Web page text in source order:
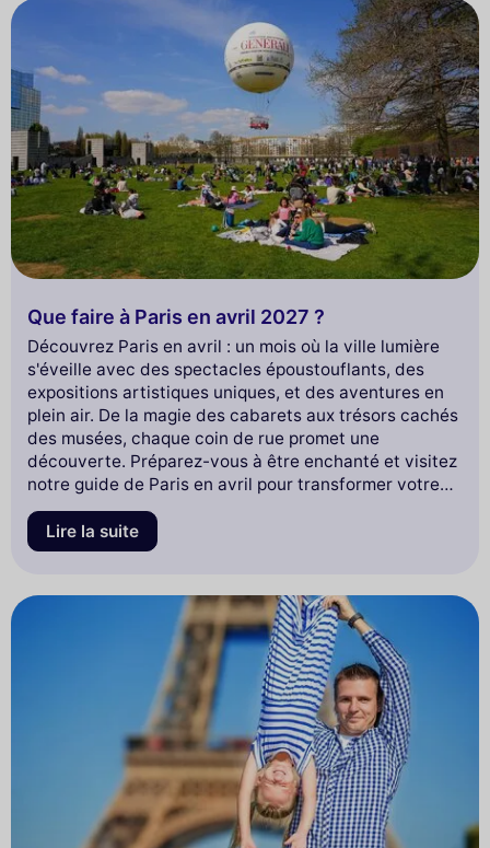
Que faire à Paris en avril 2027 ?
Découvrez Paris en avril : un mois où la ville lumière
s'éveille avec des spectacles époustouflants, des
expositions artistiques uniques, et des aventures en
plein air. De la magie des cabarets aux trésors cachés
des musées, chaque coin de rue promet une
découverte. Préparez-vous à être enchanté et visitez
notre guide de Paris en avril pour transformer votre
visite en une expérience inoubliable. Plongez dans le
printemps parisien et laissez la ville vous captiver.
Lire la suite